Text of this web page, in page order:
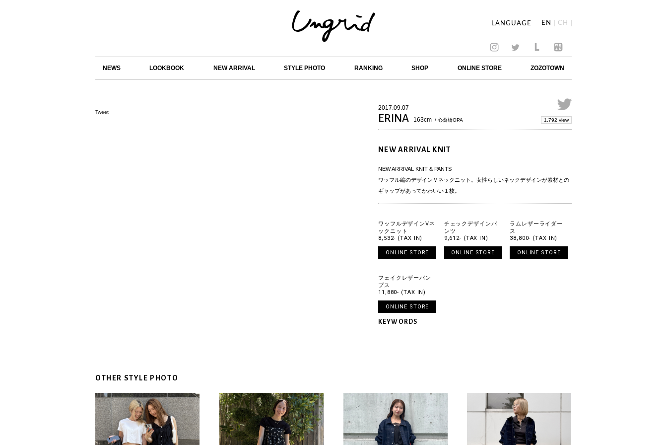
LANGUAGE EN CH
NEWS LOOKBOOK NEW ARRIVAL STYLE PHOTO RANKING SHOP ONLINE STORE ZOZOTOWN
Tweet
2017.09.07
ERINA 163cm / 心斎橋OPA 1,792 view
NEW ARRIVAL KNIT
NEW ARRIVAL KNIT & PANTS
ワッフル編のデザインＶネックニット。女性らしいネックデザインが素材との
ギャップがあってかわいい１枚。
ワッフルデザインVネ
ックニット
8,532- (TAX IN)
ONLINE STORE
チェックデザインパ
ンツ
9,612- (TAX IN)
ONLINE STORE
ラムレザーライダー
ス
38,800- (TAX IN)
ONLINE STORE
フェイクレザーパン
プス
11,880- (TAX IN)
ONLINE STORE
KEYWORDS
OTHER STYLE PHOTO